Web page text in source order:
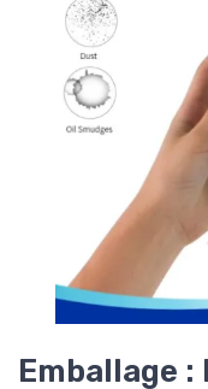
Emballage :